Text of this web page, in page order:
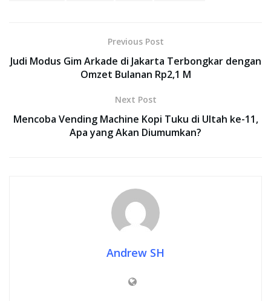
Previous Post
Judi Modus Gim Arkade di Jakarta Terbongkar dengan
Omzet Bulanan Rp2,1 M
Next Post
Mencoba Vending Machine Kopi Tuku di Ultah ke-11,
Apa yang Akan Diumumkan?
Andrew SH